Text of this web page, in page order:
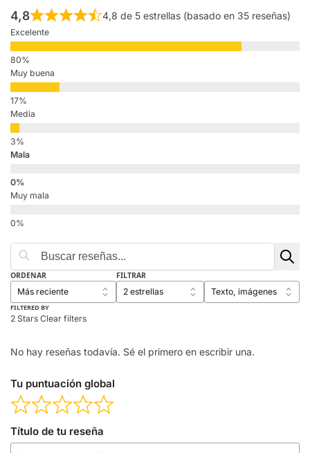
4,8 4,8 de 5 estrellas (basado en 35 reseñas)
Excelente
Muy buena
Media
Mala
Muy mala
ORDENAR FILTRAR
FILTERED BY
2 Stars Clear filters
No hay reseñas todavía. Sé el primero en escribir una.
Tu puntuación global
Título de tu reseña